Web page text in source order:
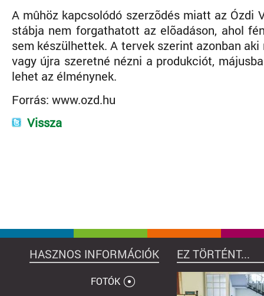
A mûhöz kapcsolódó szerzõdés miatt az Ózdi
stábja nem forgathatott az elõadáson, ahol
sem készülhettek. A tervek szerint azonban
vagy újra szeretné nézni a produkciót,
lehet az élménynek.
Forrás: www.ozd.hu
Vissza
HASZNOS INFORMÁCIÓK EZ TÖRTÉNT...
FOTÓK